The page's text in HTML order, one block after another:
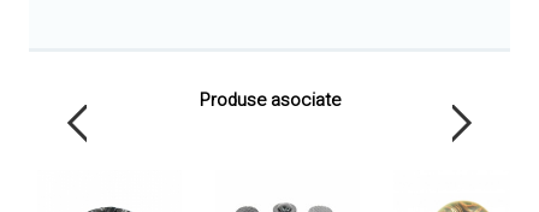
Produse asociate